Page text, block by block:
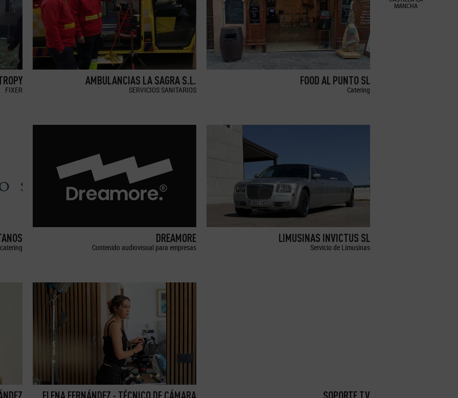
MANCHA
FIXER
AMBULANCIAS LA SAGRA S.L.
SERVICIOS SANITARIOS
FOOD AL PUNTO SL
Catering
DREAMORE
Contenido audiovisual para empresas
LIMUSINAS INVICTUS SL
Servicio de Limusinas
ELENA FERNÁNDEZ - TÉCNICO DE CÁMARA SOPORTE TV